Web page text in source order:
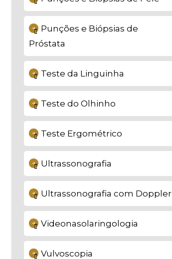
Punções e Biópsias de
Próstata
Teste da Linguinha
Teste do Olhinho
Teste Ergométrico
Ultrassonografia
Ultrassonografia com Doppler
Videonasolaringologia
Vulvoscopia